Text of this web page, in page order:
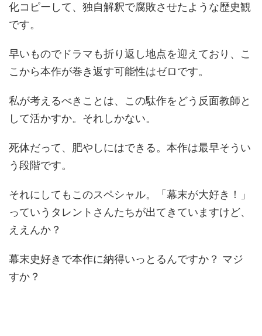
化コピーして、独自解釈で腐敗させたような歴史観
です。
早いものでドラマも折り返し地点を迎えており、こ
こから本作が巻き返す可能性はゼロです。
私が考えるべきことは、この駄作をどう反面教師と
して活かすか。それしかない。
死体だって、肥やしにはできる。本作は最早そうい
う段階です。
それにしてもこのスペシャル。「幕末が大好き！」
っていうタレントさんたちが出てきていますけど、
ええんか？
幕末史好きで本作に納得いっとるんですか？ マジ
すか？